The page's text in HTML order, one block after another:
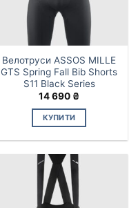
Велотруси ASSOS MILLE
GTS Spring Fall Bib Shorts
S11 Black Series
14 690 ₴
КУПИТИ
має
кілька
варіантів.